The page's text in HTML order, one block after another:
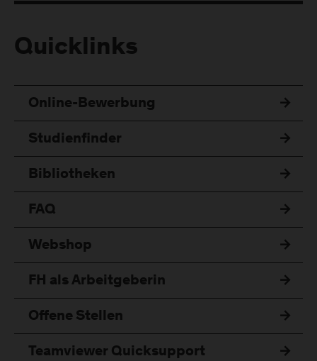
Quicklinks
Online-Bewerbung
Studienfinder
Bibliotheken
FAQ
Webshop
FH als Arbeitgeberin
Offene Stellen
Teamviewer Quicksupport